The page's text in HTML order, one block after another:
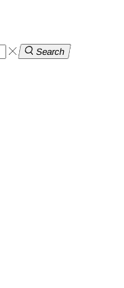
Search